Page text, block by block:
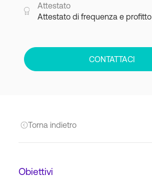
Attestato
Attestato di frequenza e profitto
CONTATTACI
Torna indietro
Obiettivi